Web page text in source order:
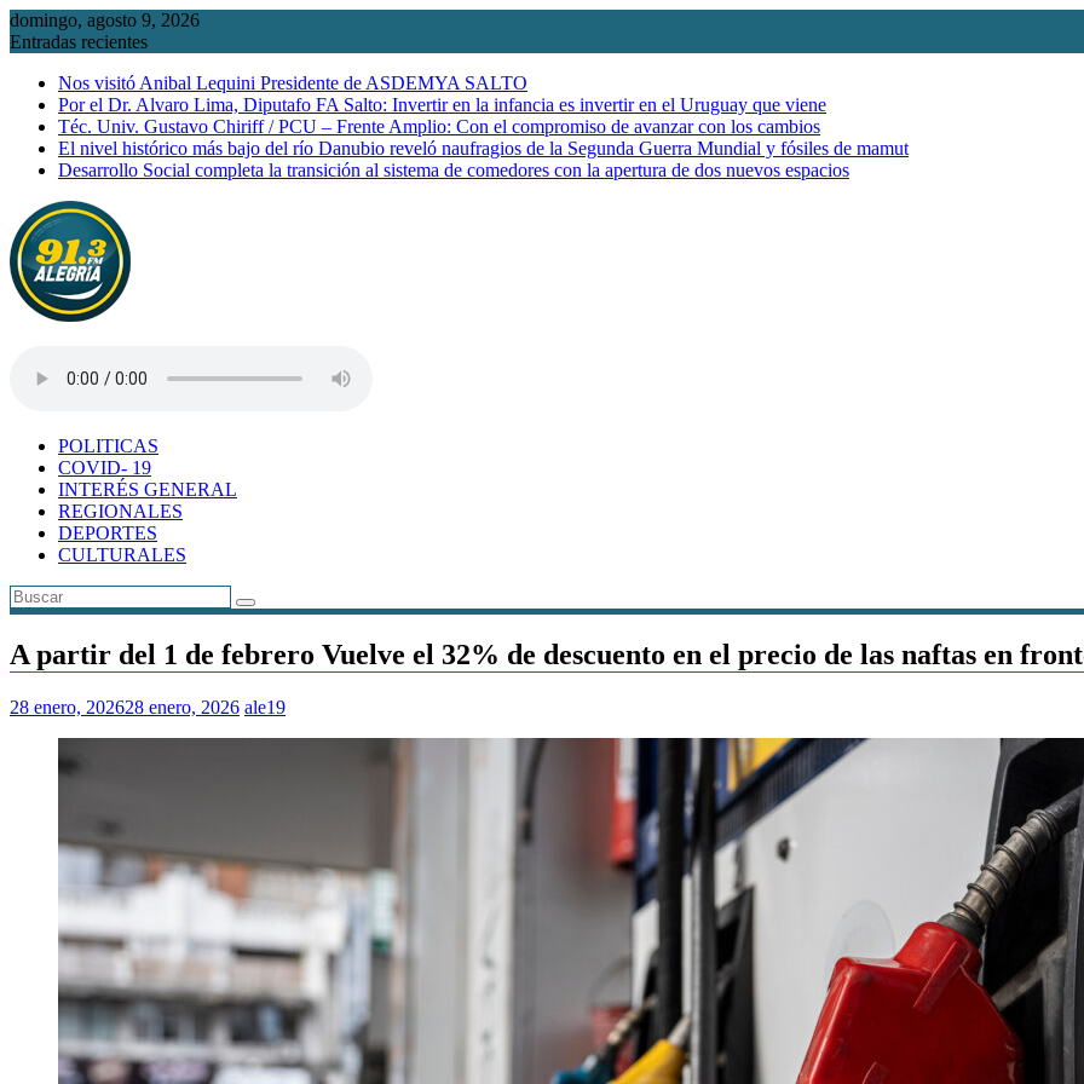
Saltar
al
domingo, agosto 9, 2026
Entradas recientes
Nos visitó Anibal Lequini Presidente de ASDEMYA SALTO
Por el Dr. Alvaro Lima, Diputafo FA Salto: Invertir en la infancia es invertir en el Uruguay que viene
Téc. Univ. Gustavo Chiriff / PCU – Frente Amplio: Con el compromiso de avanzar con los cambios
El nivel histórico más bajo del río Danubio reveló naufragios de la Segunda Guerra Mundial y fósiles de mamut
Desarrollo Social completa la transición al sistema de comedores con la apertura de dos nuevos espacios
POLITICAS
COVID- 19
INTERÉS GENERAL
REGIONALES
DEPORTES
CULTURALES
A partir del 1 de febrero Vuelve el 32% de descuento en el precio de las naftas en
28 enero, 202628 enero, 2026 ale19